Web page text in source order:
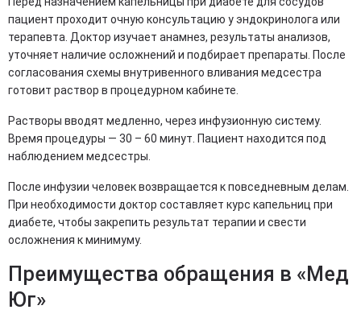
пациент проходит очную консультацию у эндокринолога или
терапевта. Доктор изучает анамнез, результаты анализов,
уточняет наличие осложнений и подбирает препараты. После
согласования схемы внутривенного вливания медсестра
готовит раствор в процедурном кабинете.
Растворы вводят медленно, через инфузионную систему.
Время процедуры — 30 – 60 минут. Пациент находится под
наблюдением медсестры.
После инфузии человек возвращается к повседневным делам.
При необходимости доктор составляет курс капельниц при
диабете, чтобы закрепить результат терапии и свести
осложнения к минимуму.
Преимущества обращения в «Мед
Юг»